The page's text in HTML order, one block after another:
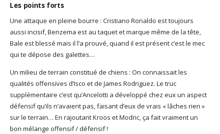
Les points forts
Une attaque en pleine bourre : Cristiano Ronaldo est toujours
aussi incisif, Benzema est au taquet et marque même de la tête,
Bale est blessé mais il l’a prouvé, quand il est présent c’est le mec
qui te dépose des galettes…
Un milieu de terrain constitué de chiens : On connaissait les
qualités offensives d’Isco et de James Rodriguez. Le truc
supplémentaire c’est qu’Ancelotti a développé chez eux un aspect
défensif qu’ils n’avaient pas, faisant d’eux de vrais « lâches rien »
sur le terrain… En rajoutant Kroos et Modric, ça fait vraiment un
bon mélange offensif / défensif !